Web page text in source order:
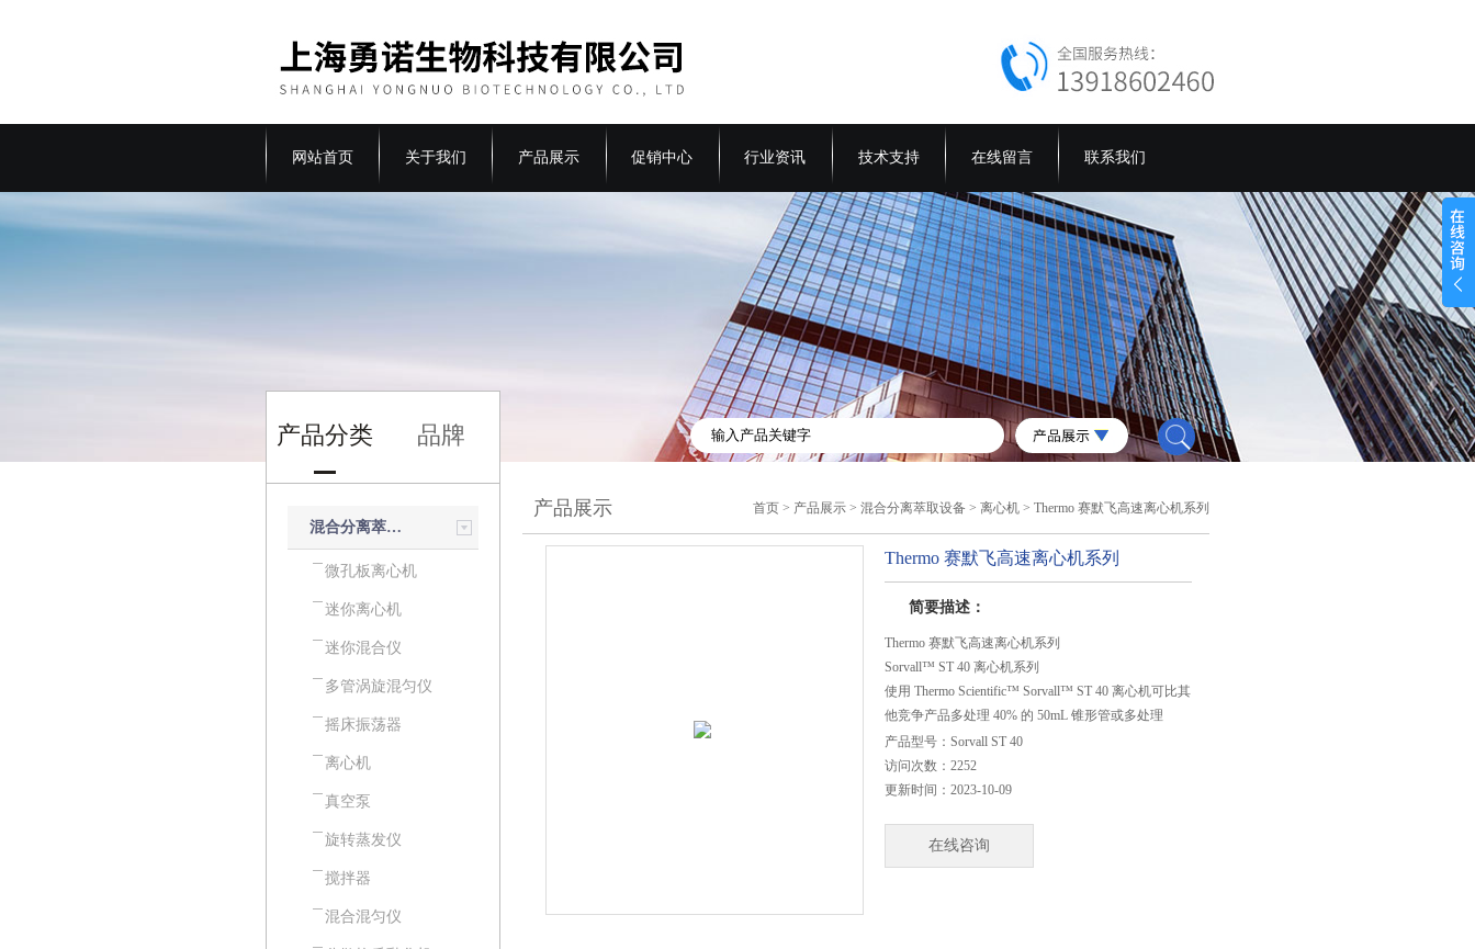
网站首页 关于我们 产品展示 促销中心 行业资讯 技术支持 在线留言 联系我们
产品分类 品牌
混合分离萃取设备
微孔板离心机
迷你离心机
迷你混合仪
多管涡旋混匀仪
摇床振荡器
离心机
真空泵
旋转蒸发仪
搅拌器
混合混匀仪
产品展示 首页 > 产品展示 >混合分离萃取设备 >离心机 > Thermo 赛默飞高速离心机系列
Thermo 赛默飞高速离心机系列
简要描述：
Thermo 赛默飞高速离心机系列
Sorvall™ ST 40 离心机系列
使用 Thermo Scientific™ Sorvall™ ST 40 离心机可比其
他竞争产品多处理 40% 的 50mL 锥形管或多处理
100% 的带生物封装安全密封盖，其容量大，具有人
机工效学设计，非常适合用于工作台面上常规的样品
处理操作。创新设计使其具有市场性能，使运行操作
产品型号： Sorvall ST 40
访问次数： 2252
更新时间： 2023-10-09
在线咨询